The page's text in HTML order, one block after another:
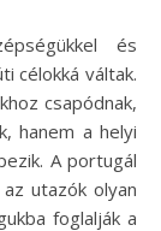
célokká váltak.
csapódnak,
hanem a helyi
A portugál
utazók olyan
foglalják a